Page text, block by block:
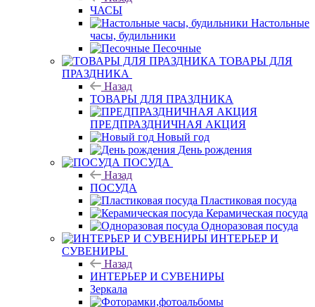
ЧАСЫ
Настольные
часы, будильники
Песочные
ТОВАРЫ ДЛЯ
ПРАЗДНИКА
Назад
ТОВАРЫ ДЛЯ ПРАЗДНИКА
ПРЕДПРАЗДНИЧНАЯ АКЦИЯ
Новый год
День рождения
ПОСУДА
Назад
ПОСУДА
Пластиковая посуда
Керамическая посуда
Одноразовая посуда
ИНТЕРЬЕР И
СУВЕНИРЫ
Назад
ИНТЕРЬЕР И СУВЕНИРЫ
Зеркала